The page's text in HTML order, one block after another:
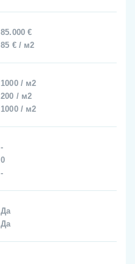
85.000 €
85 € / м2
1000 / м2
200 / м2
1000 / м2
-
0
-
Да
Да